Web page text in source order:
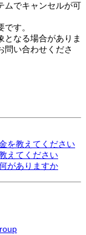
ムでキャンセルが可
す。
となる場合がありま
問い合わせくださ
を教えてください
えてください
がありますか